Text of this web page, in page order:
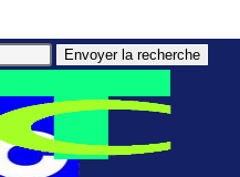
Envoyer la recherche